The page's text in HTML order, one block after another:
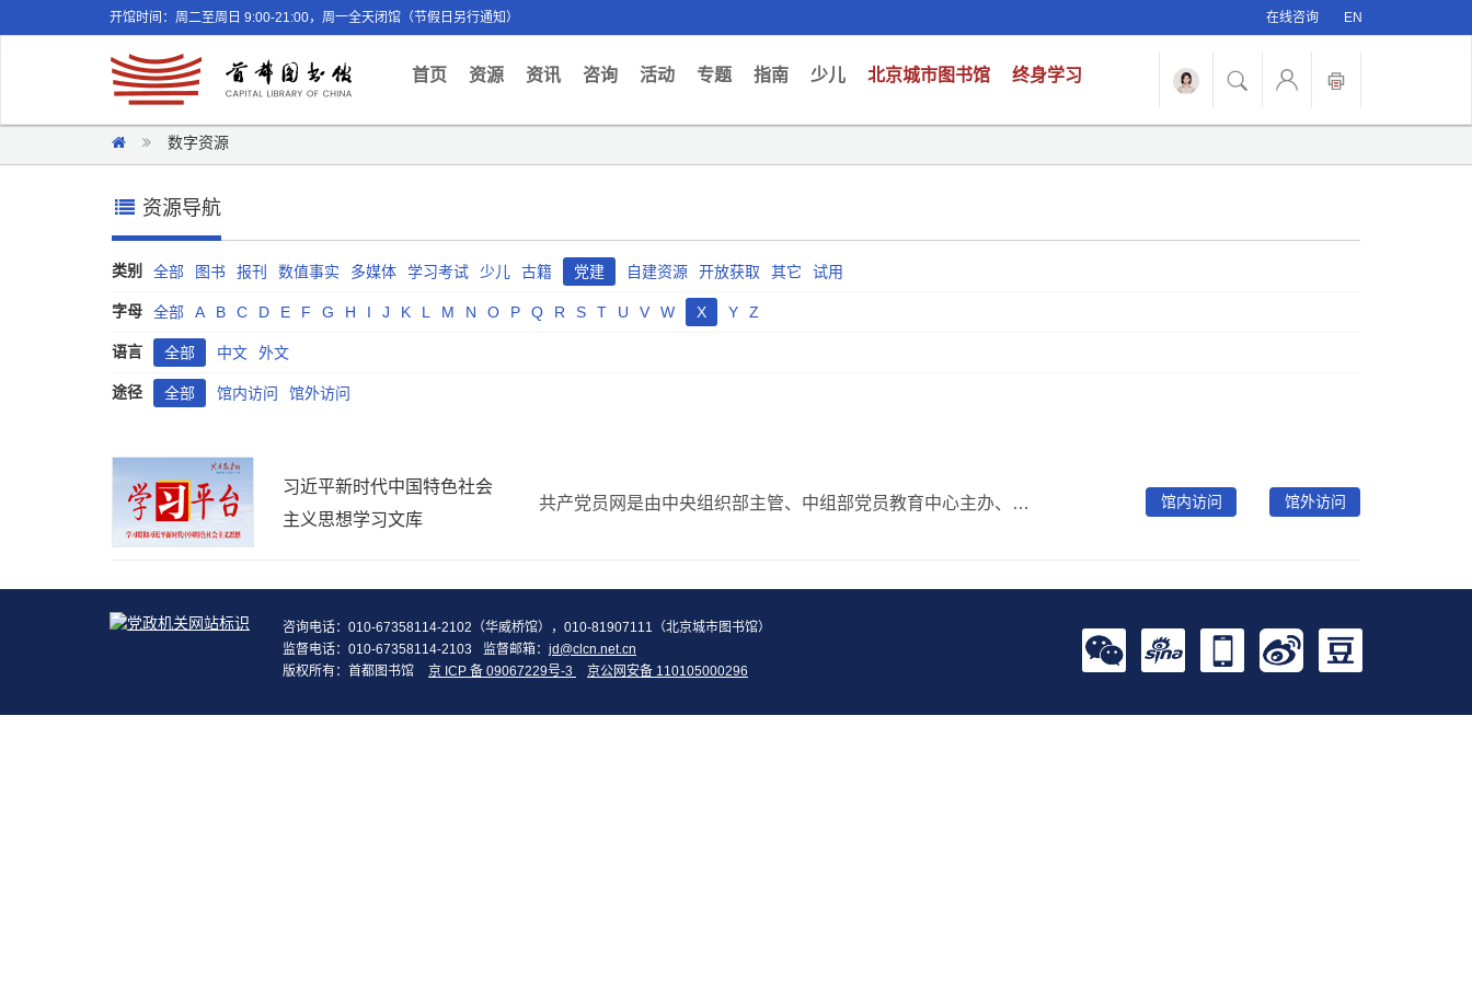
开馆时间：周二至周日 9:00-21:00，周一全天闭馆（节假日另行通知） 在线咨询 EN
首页(current)
资源 资讯 咨询 活动 专题 指南 少儿 北京城市图书馆 终身学习
数字资源
资源导航
类别 全部 图书 报刊 数值事实 多媒体 学习考试 少儿 古籍 党建 自建资源 开放获取 其它 试用
字母 全部 A B C D E F G H I J K L M N O P Q R S T U V W X Y Z
语言 全部 中文 外文
途径 全部 馆内访问 馆外访问
习近平新时代中国特色社会
主义思想学习文库
共产党员网是由中央组织部主管、中组部党员教育中心主办、央视网承办的党员教育平台，旨在为基层党组织和广大党员提供优质高效的教育管理服务功能，建设全面从严治党的工作平台、与时俱进的党员教育平台、联系服务党员群众的互动平台，成为广大党员和群众喜闻乐见的精神家园。 馆内访问 馆外访问
咨询电话：010-67358114-2102（华威桥馆），010-81907111（北京城市图书馆）
监督电话：010-67358114-2103
监督邮箱： jd@clcn.net.cn
版权所有：首都图书馆
京 ICP 备 09067229号-3 京公网安备 110105000296